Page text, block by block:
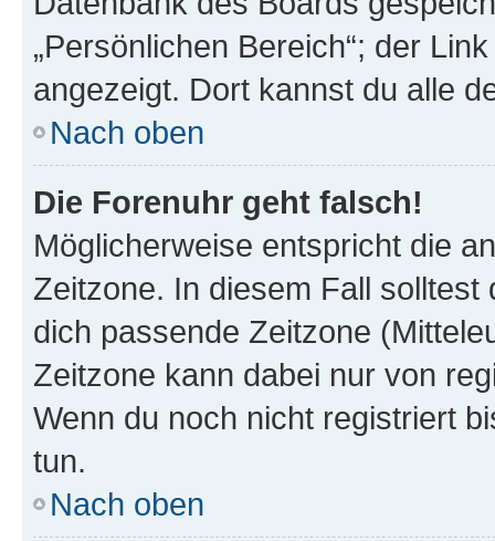
„Persönlichen Bereich“; der
angezeigt. Dort kannst du alle
Nach oben
Die Forenuhr geht falsch!
Möglicherweise entspricht die
Zeitzone. In diesem Fall solltest
dich passende Zeitzone
Zeitzone kann dabei nur von
Wenn du noch nicht registriert
tun.
Nach oben